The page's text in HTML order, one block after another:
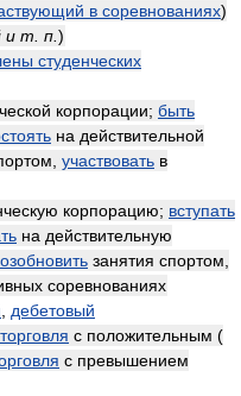
в соревнованиях)
и т. п. )
студенческих
корпорации; быть
на действительной
участвовать в
корпорацию; вступать
на действительную
занятия спортом,
соревнованиях
дебетовый
с положительным (
с превышением